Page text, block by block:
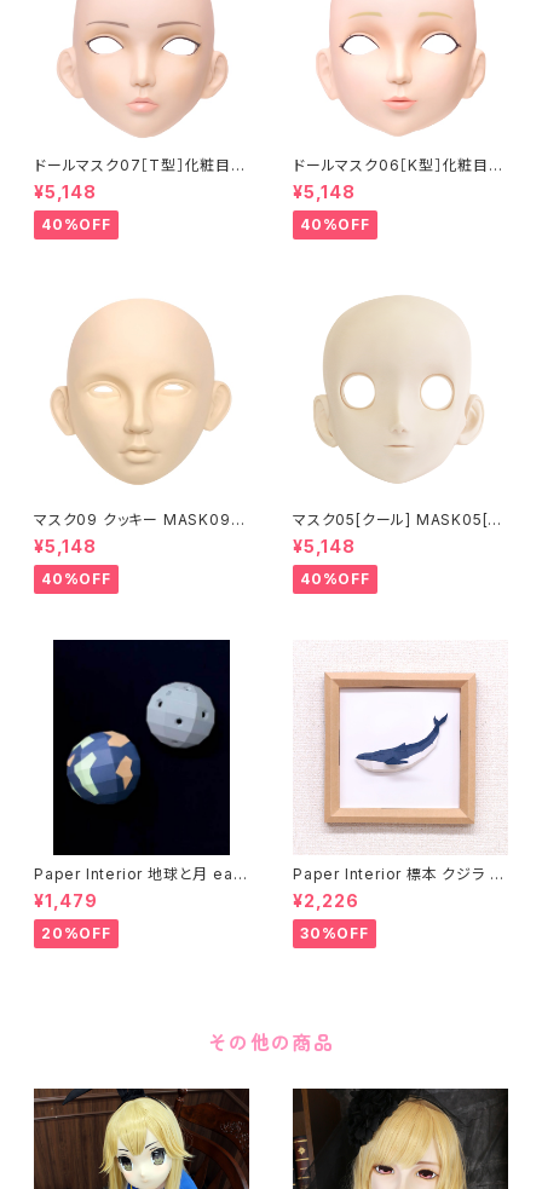
ドールマスク07［T型］化粧目穴
処理済 MASK07 [DOLL T] O
pening eye hole and make
up
¥5,148
40%OFF
ドールマスク06［K型］化粧目穴
処理 MASK06 [DOLL K] Op
ening eye hole and make
up
¥5,148
40%OFF
マスク09 クッキー MASK09
“COOKIE”
¥5,148
40%OFF
マスク05[クール] MASK05[C
OOL]
¥5,148
40%OFF
Paper Interior 地球と月 eart
h and moon
¥1,479
20%OFF
Paper Interior 標本 クジラ s
pecimen whale
¥2,226
30%OFF
その他の商品